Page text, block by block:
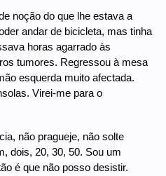
noção do que lhe estava a
andar de bicicleta, mas tinha
horas agarrado às
tumores. Regressou à mesa
esquerda muito afectada.
Virei-me para o
não pragueje, não solte
dois, 20, 30, 50. Sou um
é que não posso desistir.